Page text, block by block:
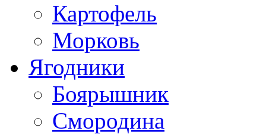
Картофель
Морковь
Ягодники
Боярышник
Смородина